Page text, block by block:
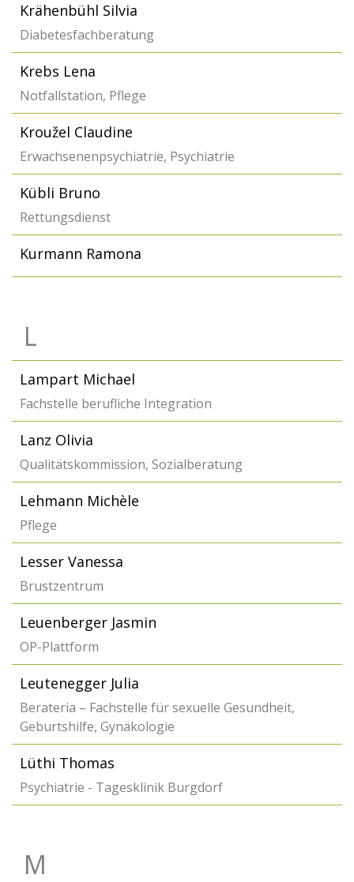
Krähenbühl Silvia
Diabetesfachberatung
Krebs Lena
Notfallstation, Pflege
Kroužel Claudine
Erwachsenenpsychiatrie, Psychiatrie
Kübli Bruno
Rettungsdienst
Kurmann Ramona
L
Lampart Michael
Fachstelle berufliche Integration
Lanz Olivia
Qualitätskommission, Sozialberatung
Lehmann Michèle
Pflege
Lesser Vanessa
Brustzentrum
Leuenberger Jasmin
OP-Plattform
Leutenegger Julia
Berateria – Fachstelle für sexuelle Gesundheit,
Geburtshilfe, Gynäkologie
Lüthi Thomas
Psychiatrie - Tagesklinik Burgdorf
M